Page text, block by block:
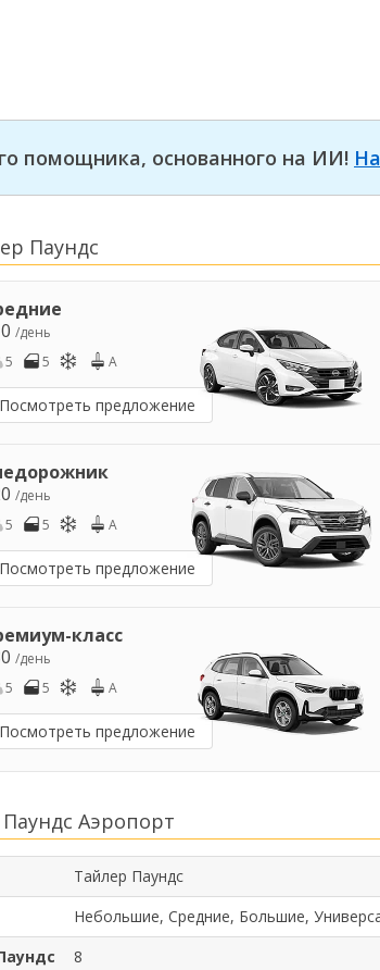
помощника, основанного на ИИ!
Паундс
/день
5
5 A
Посмотреть предложение
/день
5
5 A
Посмотреть предложение
класс
/день
5
5 A
Посмотреть предложение
Аэропорт
Тайлер Паундс
Небольшие, Средние, Большие,
8